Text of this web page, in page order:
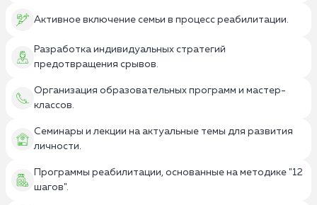
Активное включение семьи в процесс реабилитации.
Разработка индивидуальных стратегий
предотвращения срывов.
Организация образовательных программ и мастер-
классов.
Семинары и лекции на актуальные темы для развития
личности.
Программы реабилитации, основанные на методике "12
шагов".